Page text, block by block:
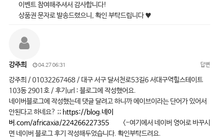
이벤트 참여해주셔서 감사합니다!
상품권 문자로 발송드렸으니, 확인 부탁드립니다 ♥
강주희 04.27 06:31 답변
강주희 / 01032267468 / 대구 서구 달서천로53길6 서대구역힐스테이트
103동 2901호 / 후기url : 블로그에 작성했어요.
네이버블로그에 작성했는데 댓글 달려고 하니까 에이브이라는 단어가 있어서
안된다고 하네요? ;; https://blog.네이
버.com/africaxia/224266227355<-여기에서 네이버 영어로 바꾸시
면 네이버 블로그 후기 작성해두었습니다. 확인부탁드려요.